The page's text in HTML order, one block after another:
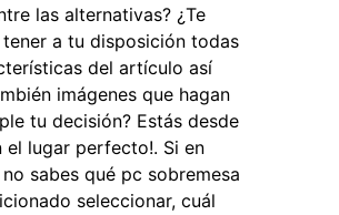
las alternativas? ¿Te
a tu disposición todas
del artículo así
imágenes que hagan
tu decisión? Estás desde
el lugar perfecto!. Si en
sabes qué pc sobremesa
seleccionar, cuál